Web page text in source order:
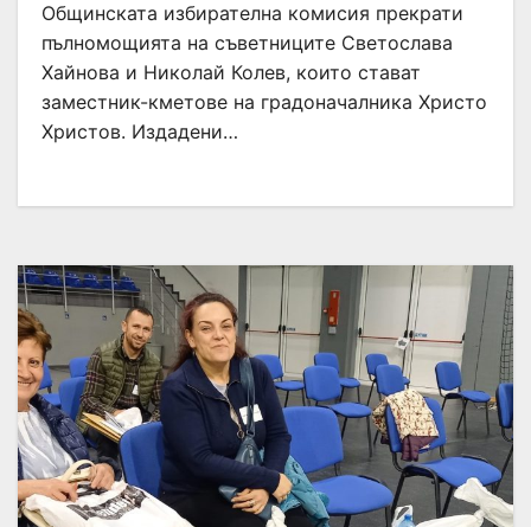
Общинската избирателна комисия прекрати
пълномощията на съветниците Светослава
Хайнова и Николай Колев, които стават
заместник-кметове на градоначалника Христо
Христов. Издадени…